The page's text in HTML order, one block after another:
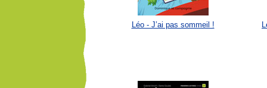
Léo - J’ai pas sommeil !